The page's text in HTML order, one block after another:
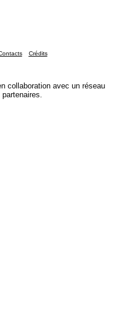
Crédits
collaboration avec un réseau
partenaires.